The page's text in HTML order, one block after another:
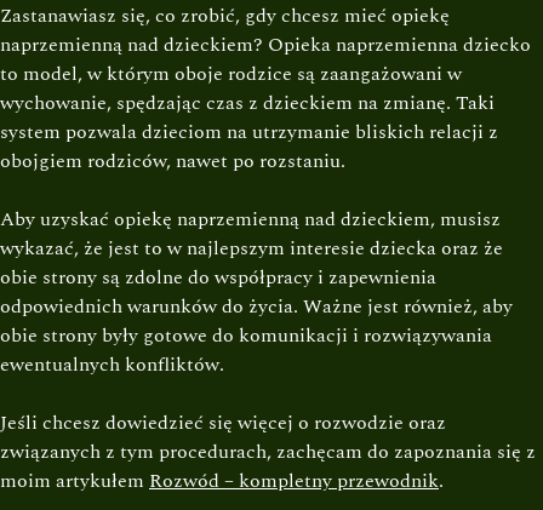
Zastanawiasz się, co zrobić, gdy chcesz mieć opiekę
naprzemienną nad dzieckiem? Opieka naprzemienna dziecko
to model, w którym oboje rodzice są zaangażowani w
wychowanie, spędzając czas z dzieckiem na zmianę. Taki
system pozwala dzieciom na utrzymanie bliskich relacji z
obojgiem rodziców, nawet po rozstaniu.
Aby uzyskać opiekę naprzemienną nad dzieckiem, musisz
wykazać, że jest to w najlepszym interesie dziecka oraz że
obie strony są zdolne do współpracy i zapewnienia
odpowiednich warunków do życia. Ważne jest również, aby
obie strony były gotowe do komunikacji i rozwiązywania
ewentualnych konfliktów.
Jeśli chcesz dowiedzieć się więcej o rozwodzie oraz
związanych z tym procedurach, zachęcam do zapoznania się z
moim artykułem Rozwód – kompletny przewodnik.